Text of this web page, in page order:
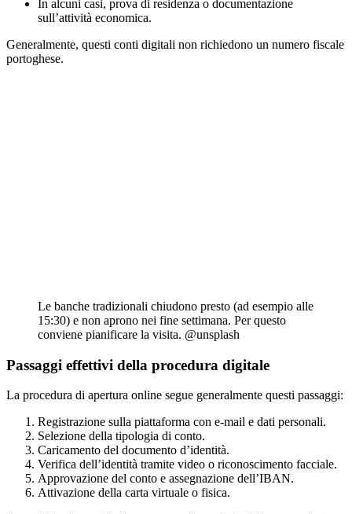
In alcuni casi, prova di residenza o documentazione
sull’attività economica.
Generalmente, questi conti digitali non richiedono un numero fiscale
portoghese.
Le banche tradizionali chiudono presto (ad esempio alle
15:30) e non aprono nei fine settimana. Per questo
conviene pianificare la visita. @unsplash
Passaggi effettivi della procedura digitale
La procedura di apertura online segue generalmente questi passaggi:
Registrazione sulla piattaforma con e-mail e dati personali.
Selezione della tipologia di conto.
Caricamento del documento d’identità.
Verifica dell’identità tramite video o riconoscimento facciale.
Approvazione del conto e assegnazione dell’IBAN.
Attivazione della carta virtuale o fisica.